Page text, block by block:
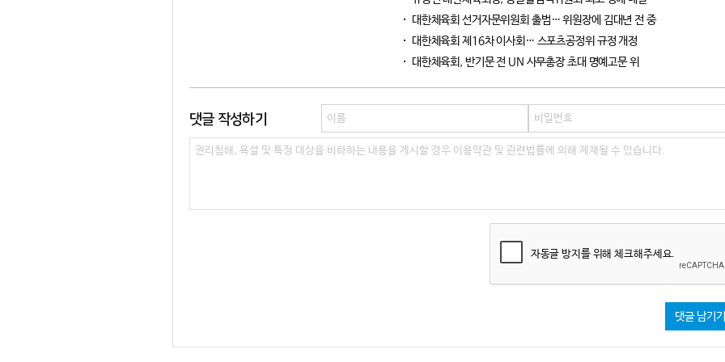
대한체육회 선거자문위원회 출범… 위원장에 김대년 전 중
대한체육회 제16차 이사회… 스포츠공정위 규정 개정
대한체육회, 반기문 전 UN 사무총장 초대 명예고문 위
댓글 작성하기
자동글 방지를 위해 체크해주세요.
댓글 남기기